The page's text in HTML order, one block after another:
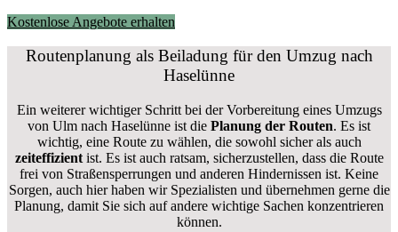
Kostenlose Angebote erhalten
Routenplanung als Beiladung für den Umzug nach
Haselünne
Ein weiterer wichtiger Schritt bei der Vorbereitung eines Umzugs
von Ulm nach Haselünne ist die Planung der Routen. Es ist
wichtig, eine Route zu wählen, die sowohl sicher als auch
zeiteffizientist. Es ist auch ratsam, sicherzustellen, dass die Route
frei von Straßensperrungen und anderen Hindernissen ist. Keine
Sorgen, auch hier haben wir Spezialisten und übernehmen gerne die
Planung, damit Sie sich auf andere wichtige Sachen konzentrieren
können.